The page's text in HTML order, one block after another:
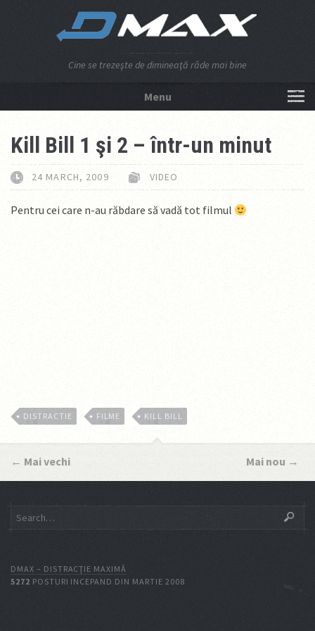
Cine se trezeşte de dimineaţă râde mai bine
Menu
Kill Bill 1 şi 2 – într-un minut
24 MARCH, 2009 VIDEO
Pentru cei care n-au răbdare să vadă tot filmul
DISTRACTIE FILME KILL BILL
← Mai vechi Mai nou →
DMAX – DISTRACŢIE MAXIMĂ
5272 POSTURI INCEPAND DIN MARTIE 2008